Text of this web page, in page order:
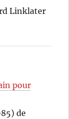
Linklater
pour
de